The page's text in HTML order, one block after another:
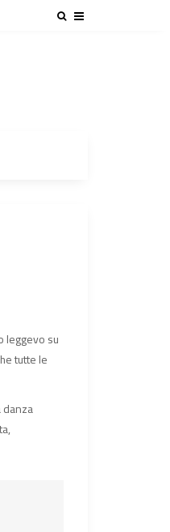
leggevo su
tutte le